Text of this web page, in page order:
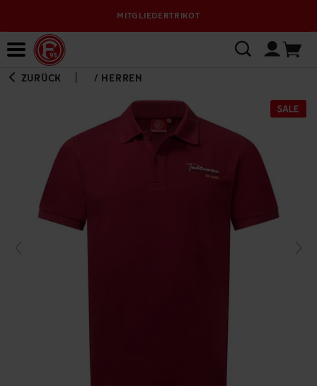
MITGLIEDERTRIKOT
ZURÜCK / HERREN